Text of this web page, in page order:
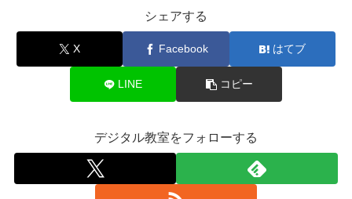
シェアする
X Facebook はてブ
LINE コピー
デジタル教室をフォローする